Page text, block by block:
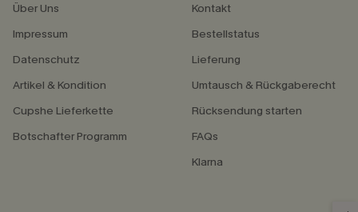
Über Uns
Impressum
Datenschutz
Artikel & Kondition
Cupshe Lieferkette
Botschafter Programm
Kontakt
Bestellstatus
Lieferung
Umtausch & Rückgaberecht
Rücksendung starten
FAQs
Klarna